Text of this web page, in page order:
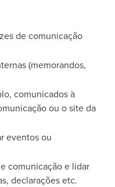
de comunicação
(memorandos,
comunicados à
ou o site da
eventos ou
comunicação e lidar
declarações etc.